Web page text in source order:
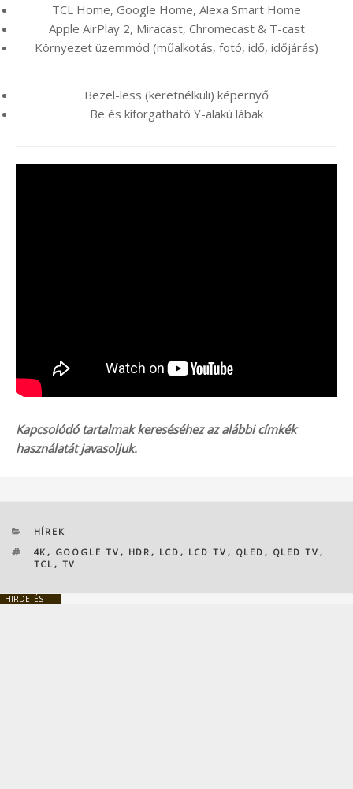
TCL Home, Google Home, Alexa Smart Home
Apple AirPlay 2, Miracast, Chromecast & T-cast
Környezet üzemmód (műalkotás, fotó, idő, időjárás)
Bezel-less (keretnélküli) képernyő
Be és kiforgatható Y-alakú lábak
Kapcsolódó tartalmak kereséséhez az alábbi címkék
használatát javasoljuk.
KATEGÓRIÁK
HÍREK
CÍMKÉK
4K , GOOGLE TV , HDR , LCD , LCD TV , QLED , QLED TV ,
TCL , TV
HIRDETÉS